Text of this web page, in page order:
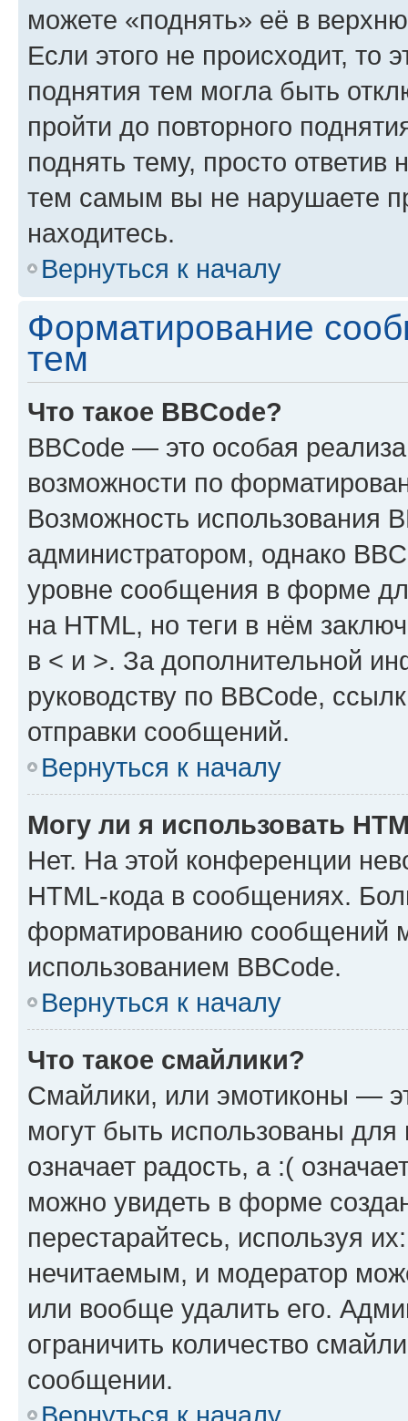
можете «поднять» её в
Если этого не происходит, то
поднятия тем могла быть
пройти до повторного
поднять тему, просто ответив
тем самым вы не нарушаете
находитесь.
Вернуться к началу
Форматирование
тем
Что такое BBCode?
BBCode — это особая
возможности по
Возможность использования
администратором, однако
уровне сообщения в форме
на HTML, но теги в нём
в < и >. За дополнительной
руководству по BBCode,
отправки сообщений.
Вернуться к началу
Могу ли я использовать
Нет. На этой конференции
HTML-кода в сообщениях.
форматированию сообщений
использованием BBCode.
Вернуться к началу
Что такое смайлики?
Смайлики, или эмотиконы —
могут быть использованы
означает радость, а :(
можно увидеть в форме
перестарайтесь, используя
нечитаемым, и модератор
или вообще удалить его.
ограничить количество
сообщении.